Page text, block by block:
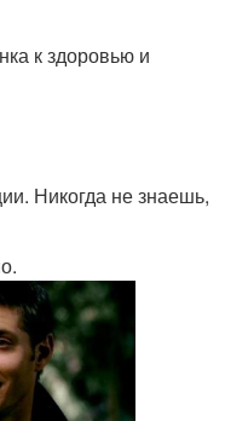
к здоровью и
Никогда не знаешь,